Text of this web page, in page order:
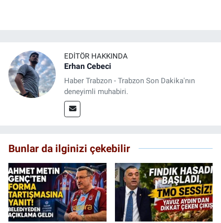
EDITÖR HAKKINDA
Erhan Cebeci
Haber Trabzon - Trabzon Son Dakika'nın
deneyimli muhabiri.
Bunlar da ilginizi çekebilir